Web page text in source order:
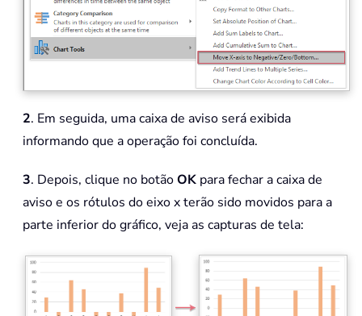
2. Em seguida, uma caixa de aviso será exibida
informando que a operação foi concluída.
3. Depois, clique no botãoOK para fechar a caixa de
aviso e os rótulos do eixo x terão sido movidos para a
parte inferior do gráfico, veja as capturas de tela: